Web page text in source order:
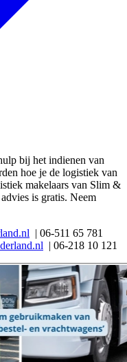
bij het indienen van
hoe je de logistiek van
makelaars van Slim &
is gratis. Neem
| 06-511 65 781
| 06-218 10 121